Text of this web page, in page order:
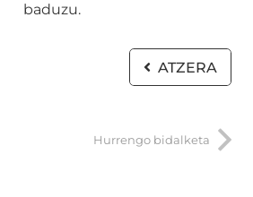
baduzu.
ATZERA
Hurrengo bidalketa